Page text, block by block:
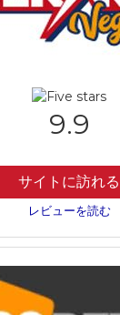
9.9
サイトに訪れる
レビューを読む